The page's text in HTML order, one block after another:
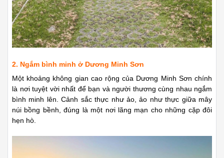
2. Ngắm bình minh ở Dương Minh Sơn
Một khoảng không gian cao rộng của Dương Minh Sơn chính
là nơi tuyệt vời nhất để bạn và người thương cùng nhau ngắm
bình minh lên. Cảnh sắc thực như ảo, ảo như thực giữa mây
núi bồng bềnh, đúng là một nơi lãng mạn cho những cặp đôi
hẹn hò.